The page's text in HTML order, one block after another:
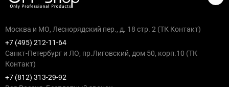
Москва и МО, Леснорядский пер., д. 18 стр. 2 (ТК Контакт)
+7 (495) 212-11-64
Санкт-Петербург и ЛО, пр.Лиговский, дом 50, корп.10 (ТК
Контакт)
+7 (812) 313-29-92